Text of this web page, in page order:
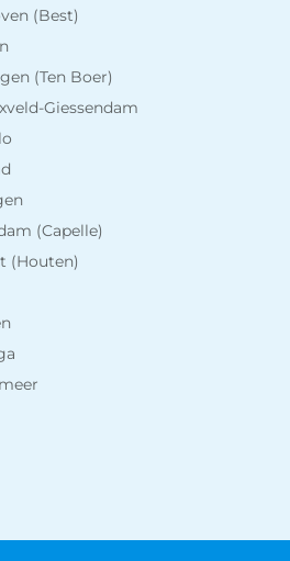
(Best)
(Ten Boer)
Giessendam
(Capelle)
(Houten)